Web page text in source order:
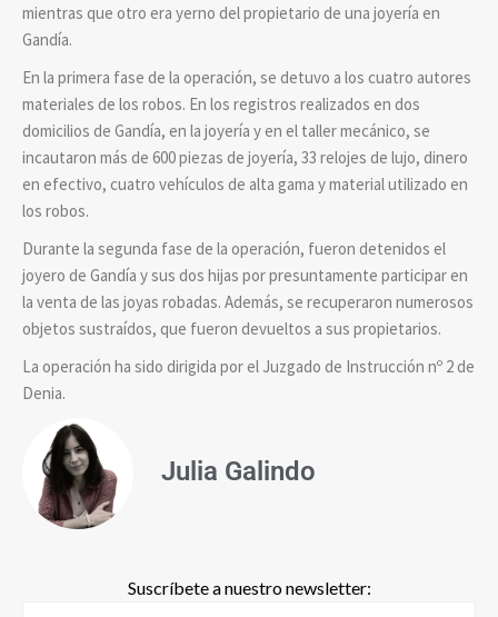
mientras que otro era yerno del propietario de una joyería en
Gandía.
En la primera fase de la operación, se detuvo a los cuatro autores
materiales de los robos. En los registros realizados en dos
domicilios de Gandía, en la joyería y en el taller mecánico, se
incautaron más de 600 piezas de joyería, 33 relojes de lujo, dinero
en efectivo, cuatro vehículos de alta gama y material utilizado en
los robos.
Durante la segunda fase de la operación, fueron detenidos el
joyero de Gandía y sus dos hijas por presuntamente participar en
la venta de las joyas robadas. Además, se recuperaron numerosos
objetos sustraídos, que fueron devueltos a sus propietarios.
La operación ha sido dirigida por el Juzgado de Instrucción nº 2 de
Denia.
Julia Galindo
Suscríbete a nuestro newsletter: